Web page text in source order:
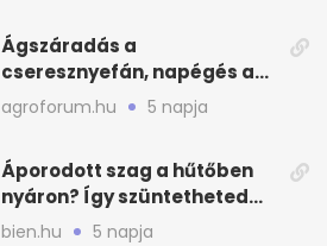
Ágszáradás a
cseresznyefán, napégés a
kajszin: mit tehetsz most?
agroforum.hu 5 napja
Áporodott szag a hűtőben
nyáron? Így szüntetheted
meg olcsón
bien.hu 5 napja